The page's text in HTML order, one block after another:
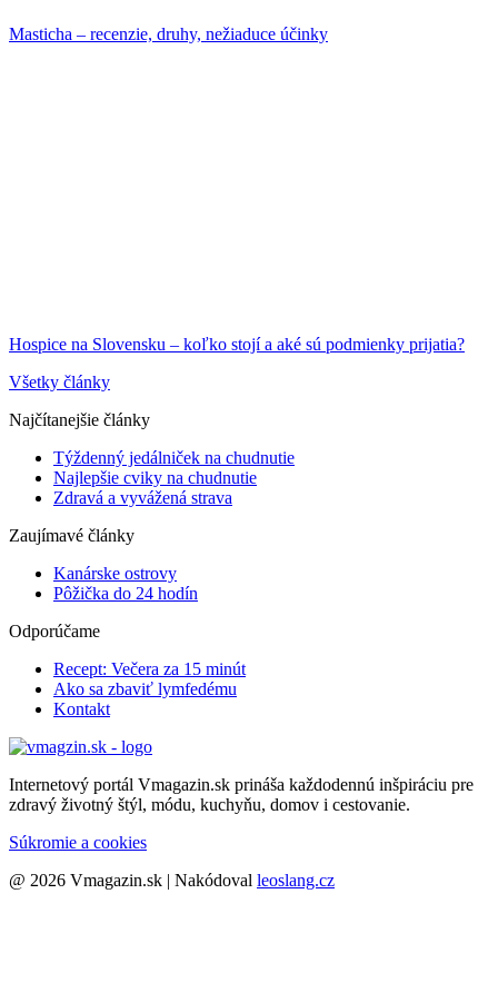
Masticha – recenzie, druhy, nežiaduce účinky
Hospice na Slovensku – koľko stojí a aké sú podmienky prijatia?
Všetky články
Najčítanejšie články
Týždenný jedálniček na chudnutie
Najlepšie cviky na chudnutie
Zdravá a vyvážená strava
Zaujímavé články
Kanárske ostrovy
Pôžička do 24 hodín
Odporúčame
Recept: Večera za 15 minút
Ako sa zbaviť lymfedému
Kontakt
Internetový portál Vmagazin.sk prináša každodennú inšpiráciu pre
zdravý životný štýl, módu, kuchyňu, domov i cestovanie.
Súkromie a cookies
@ 2026 Vmagazin.sk | Nakódoval leoslang.cz